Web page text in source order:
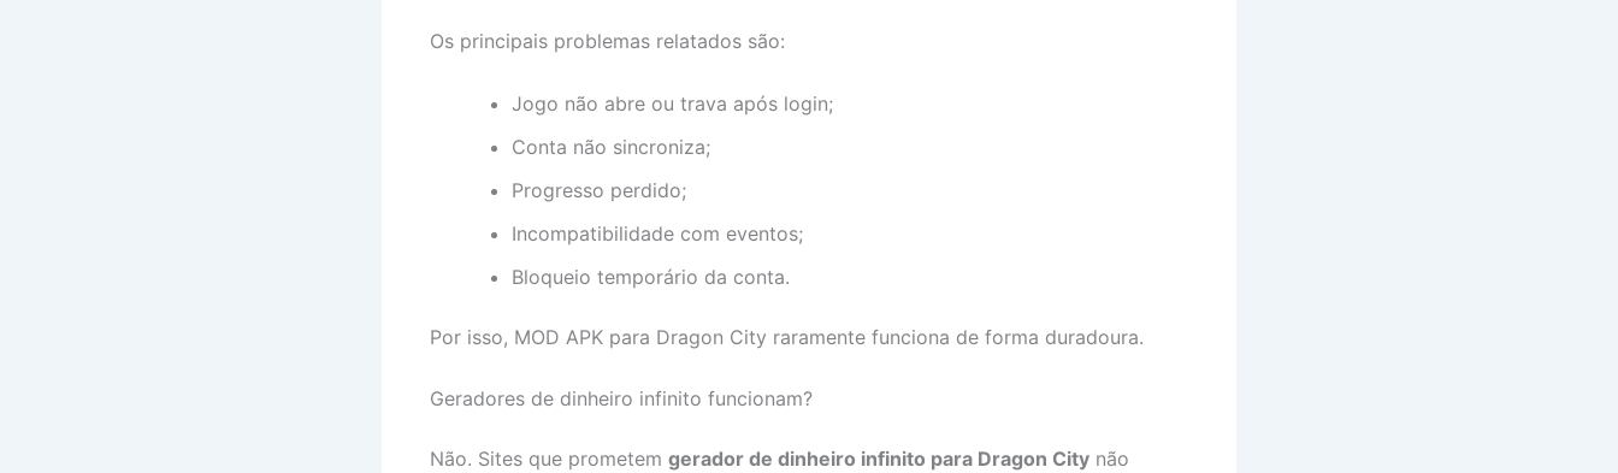
Os principais problemas relatados são:
Jogo não abre ou trava após login;
Conta não sincroniza;
Progresso perdido;
Incompatibilidade com eventos;
Bloqueio temporário da conta.
Por isso, MOD APK para Dragon City raramente funciona de forma duradoura.
Geradores de dinheiro infinito funcionam?
Não. Sites que prometem gerador de dinheiro infinito para Dragon City não